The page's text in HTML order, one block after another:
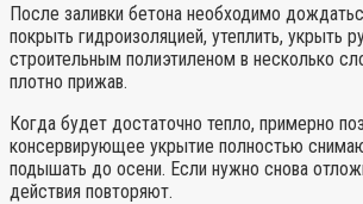
После заливки бетона необходимо
покрыть гидроизоляцией, утеплить, укрыть
строительным полиэтиленом в несколько
плотно прижав.
Когда будет достаточно тепло, примерно
консервирующее укрытие полностью
подышать до осени. Если нужно снова
действия повторяют.